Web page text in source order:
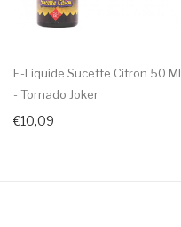
E-Liquide Sucette Citron 50 ML
- Tornado Joker
€10,09